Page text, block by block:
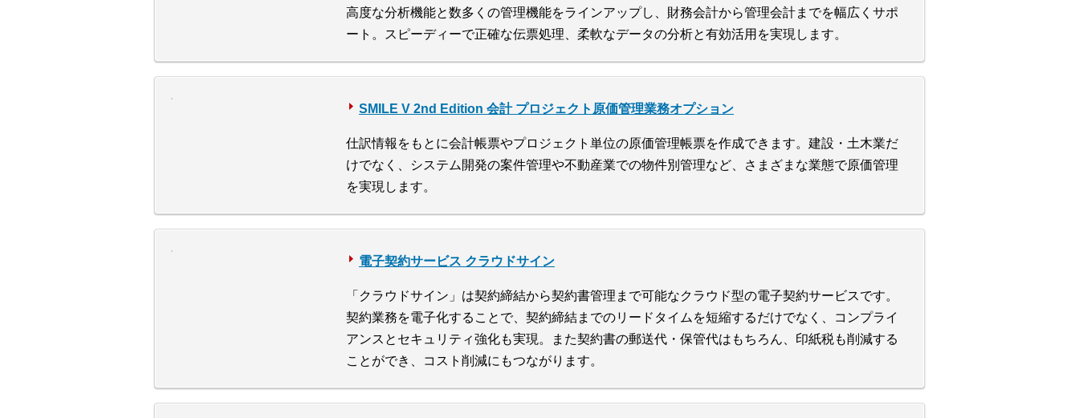
高度な分析機能と数多くの管理機能をラインアップし、財務会計から管理会計までを幅広くサポ
ート。スピーディーで正確な伝票処理、柔軟なデータの分析と有効活用を実現します。
SMILE V 2nd Edition 会計 プロジェクト原価管理業務オプション
仕訳情報をもとに会計帳票やプロジェクト単位の原価管理帳票を作成できます。建設・土木業だ
けでなく、システム開発の案件管理や不動産業での物件別管理など、さまざまな業態で原価管理
を実現します。
電子契約サービス クラウドサイン
「クラウドサイン」は契約締結から契約書管理まで可能なクラウド型の電子契約サービスです。
契約業務を電子化することで、契約締結までのリードタイムを短縮するだけでなく、コンプライ
アンスとセキュリティ強化も実現。また契約書の郵送代・保管代はもちろん、印紙税も削減する
ことができ、コスト削減にもつながります。